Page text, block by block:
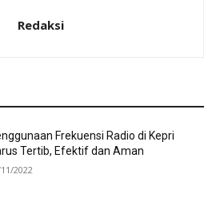
Redaksi
Frekuensi Radio di Kepri
Tertib, Efektif dan Aman
2022